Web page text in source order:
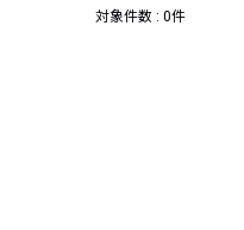
編集部のおすすめアイ
対象件数 : 0件